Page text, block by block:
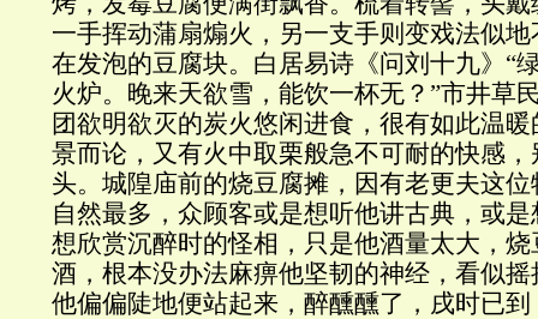
一手挥动蒲扇煽火，另一支手则变戏法似
在发泡的豆腐块。白居易诗《问刘十九》“
火炉。晚来天欲雪，能饮一杯无？”市井草
团欲明欲灭的炭火悠闲进食，很有如此温
景而论，又有火中取栗般急不可耐的快感
头。城隍庙前的烧豆腐摊，因有老更夫这
自然最多，众顾客或是想听他讲古典，或
想欣赏沉醉时的怪相，只是他酒量太大，
酒，根本没办法麻痹他坚韧的神经，看似
他偏偏陡地便站起来，醉醺醺了，戌时已